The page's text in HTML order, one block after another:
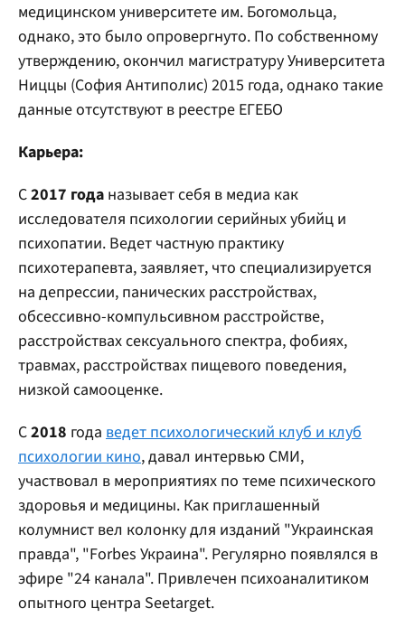
медицинском университете им. Богомольца,
однако, это было опровергнуто. По собственному
утверждению, окончил магистратуру Университета
Ниццы (София Антиполис) 2015 года, однако такие
данные отсутствуют в реестре ЕГЕБО
Карьера:
С2017 года называет себя в медиа как
исследователя психологии серийных убийц и
психопатии. Ведет частную практику
психотерапевта, заявляет, что специализируется
на депрессии, панических расстройствах,
обсессивно-компульсивном расстройстве,
расстройствах сексуального спектра, фобиях,
травмах, расстройствах пищевого поведения,
низкой самооценке.
С2018 года ведет психологический клуб и клуб
психологии кино, давал интервью СМИ,
участвовал в мероприятиях по теме психического
здоровья и медицины. Как приглашенный
колумнист вел колонку для изданий "Украинская
правда", "Forbes Украина". Регулярно появлялся в
эфире "24 канала". Привлечен психоаналитиком
опытного центра Seetarget.